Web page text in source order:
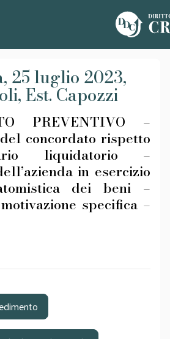
25 luglio 2023,
Est. Capozzi
PREVENTIVO –
concordato rispetto
liquidatorio –
in esercizio
dei beni –
specifica –